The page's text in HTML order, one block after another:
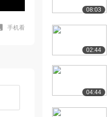
手机看
08:03
02:44
04:44